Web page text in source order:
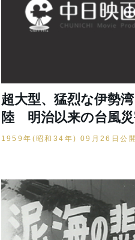
超大型、猛烈な伊勢
陸 明治以来の台風
1959年(昭和34年) 09月26日公開